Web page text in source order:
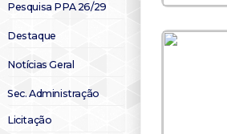
Pesquisa PPA 26/29
Destaque
Notícias Geral
Sec. Administração
Licitação